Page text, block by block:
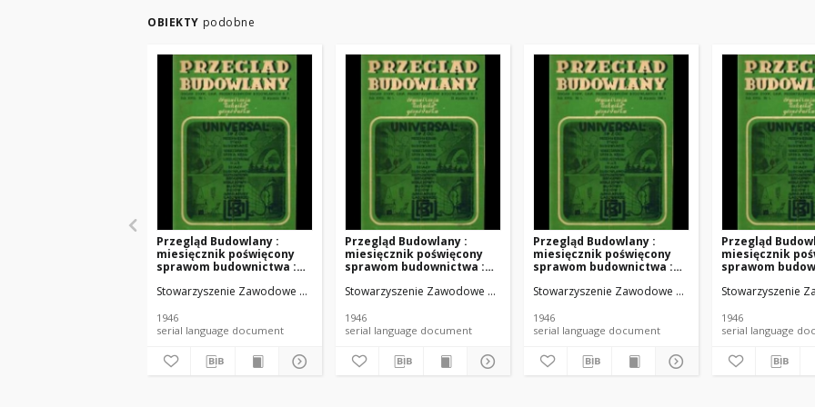
OBIEKTY podobne
Przegląd Budowlany :
miesięcznik poświęcony
sprawom budownictwa :
Zawodowego
Budowlanych R. P. R. XVIII
nr 12 (1946)
Stowarzyszenie Zawodowe Przemysłowców Budowlanych Rzeczypospolitej Polskiej.
1946
serial language document
Przegląd Budowlany :
miesięcznik poświęcony
sprawom budownictwa :
Zawodowego
Budowlanych R. P. R. XVIII
nr 5 (1946)
Stowarzyszenie Zawodowe Przemysłowców Budowlanych Rzeczypospolitej Polskiej.
1946
serial language document
Przegląd Budowlany :
miesięcznik poświęcony
sprawom budownictwa :
Zawodowego
Budowlanych R. P. R. XVIII
nr 3-4 (1946)
Stowarzyszenie Zawodowe Przemysłowców
1946
serial language document
Przegląd
miesięcznik
sprawom
Zawodowego
Budowlanych R.
nr 2 (1946)
Stowarzyszenie
1946
serial language